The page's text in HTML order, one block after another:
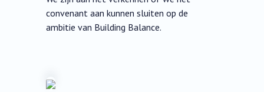
convenant aan kunnen sluiten op de
ambitie van Building Balance.